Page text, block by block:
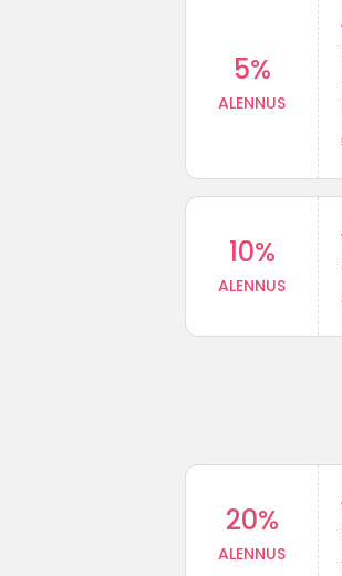
5%
ALENNUS
10%
ALENNUS
20%
ALENNUS